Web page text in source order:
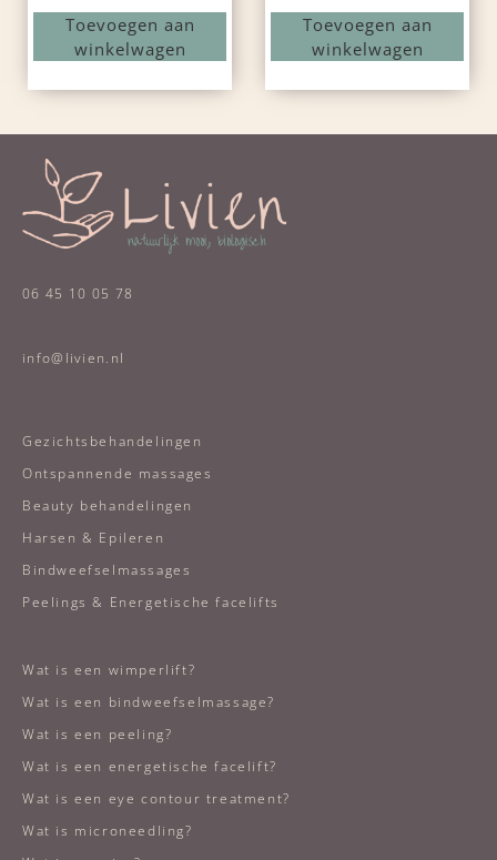
Toevoegen aan
winkelwagen
Toevoegen aan
winkelwagen
06 45 10 05 78
info@livien.nl
Gezichtsbehandelingen
Ontspannende massages
Beauty behandelingen
Harsen & Epileren
Bindweefselmassages
Peelings & Energetische facelifts
Wat is een wimperlift?
Wat is een bindweefselmassage?
Wat is een peeling?
Wat is een energetische facelift?
Wat is een eye contour treatment?
Wat is microneedling?